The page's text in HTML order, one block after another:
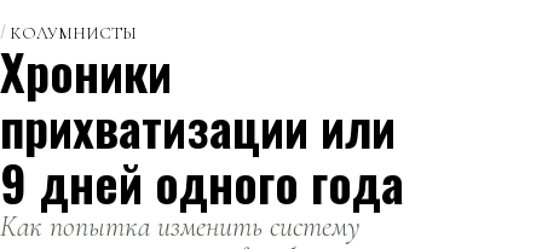
КОЛУМНИСТЫ
Хроники
прихватизации или
9 дней одного года
Как попытка изменить систему